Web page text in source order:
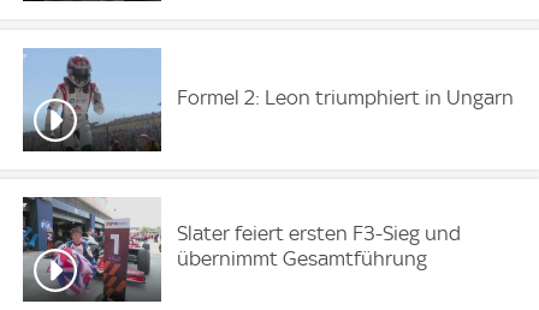
Formel 2: Leon triumphiert in Ungarn
Slater feiert ersten F3-Sieg und
übernimmt Gesamtführung